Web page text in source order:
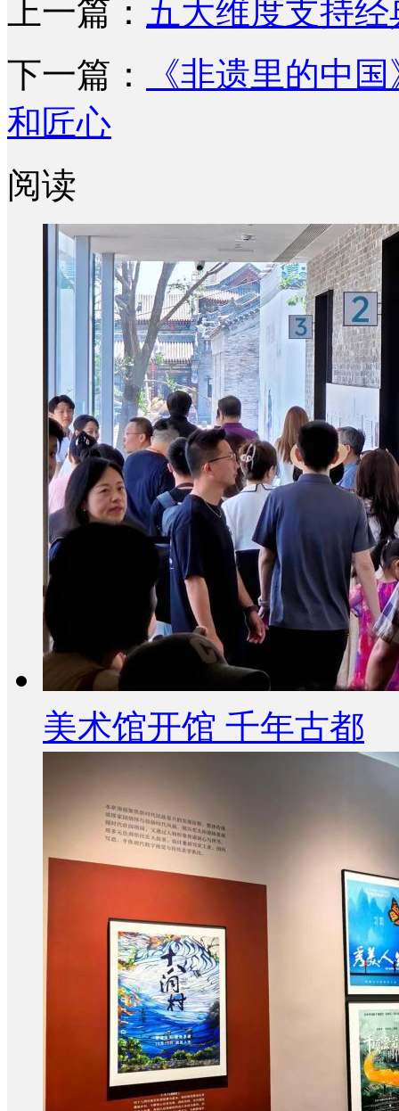
上一篇： 五大维度支持
下一篇：
《非遗里的中
和匠心
阅读
美术馆开馆 千年古都